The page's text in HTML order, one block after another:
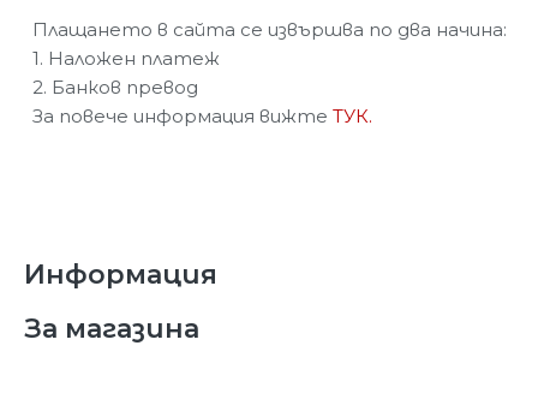
Плащането в сайта се извършва по два начина:
1. Наложен платеж
2. Банков превод
За повече информация вижте ТУК.
Информация
За магазина